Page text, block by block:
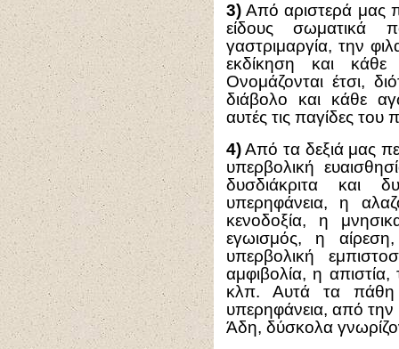
3)Από αριστερά μας
είδους
γαστριμαργία, την
εκδίκηση και
Ονομάζονται έτσι,
διάβολο και κάθε
αυτές τις παγίδες του
4)Από τα δεξιά μας
υπερβολική
δυσδιάκριτα και
υπερηφάνεια, η
κενοδοξία, η
εγωισμός, η
υπερβολική
αμφιβολία, η
κλπ. Αυτά τα πάθη
υπερηφάνεια, από
Άδη, δύσκολα